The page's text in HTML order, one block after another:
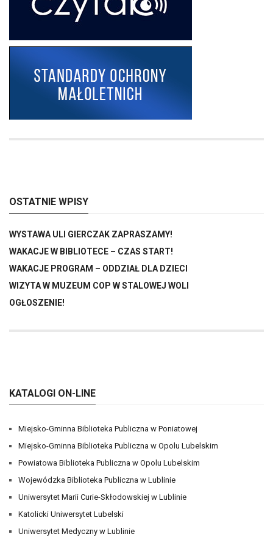
OSTATNIE WPISY
WYSTAWA ULI GIERCZAK ZAPRASZAMY!
WAKACJE W BIBLIOTECE – CZAS START!
WAKACJE PROGRAM – ODDZIAŁ DLA DZIECI
WIZYTA W MUZEUM COP W STALOWEJ WOLI
OGŁOSZENIE!
KATALOGI ON-LINE
Miejsko-Gminna Biblioteka Publiczna w Poniatowej
Miejsko-Gminna Biblioteka Publiczna w Opolu Lubelskim
Powiatowa Biblioteka Publiczna w Opolu Lubelskim
Wojewódzka Biblioteka Publiczna w Lublinie
Uniwersytet Marii Curie-Skłodowskiej w Lublinie
Katolicki Uniwersytet Lubelski
Uniwersytet Medyczny w Lublinie